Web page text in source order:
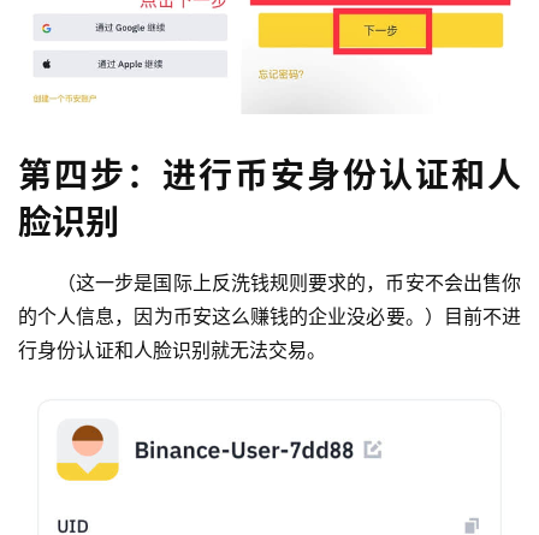
第四步：进行币安身份认证和人
脸识别
（这一步是国际上反洗钱规则要求的，币安不会出售你
的个人信息，因为币安这么赚钱的企业没必要。）目前不进
行身份认证和人脸识别就无法交易。